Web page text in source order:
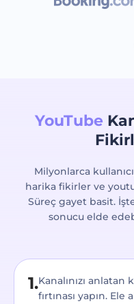
YouTube
Milyonlarca
harika fikirler ve
Süreç gayet basit.
sonucu elde
1.Kanalınızı
fırtınası yapın. Ele